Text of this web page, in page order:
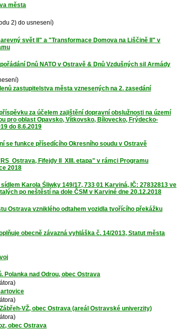
města
2) do usnesení)
svět II" a "Transformace Domova na Liščině II" v
Dnů NATO v Ostravě & Dnů Vzdušných sil Armády
zastupitelstva města vznesených na 2. zasedání
za účelem zajištění dopravní obslužnosti na území
pro oblast Opavsko, Vítkovsko, Bílovecko, Frýdecko-
do 8.6.2019
se funkce přísedícího Okresního soudu v Ostravě
Ostrava, Fifejdy II ­ XIII. etapa" v rámci Programu
2018
Karola Śliwky 149/17, 733 01 Karviná, IČ: 27832813 ve
po neštěstí na dole ČSM v Karviné dne 20.12.2018
Ostrava vzniklého odtahem vozidla tvořícího překážku
obecně závazná vyhláška č. 14/2013, Statut města
Polanka nad Odrou, obec Ostrava
VŽ, obec Ostrava (areál Ostravské univerzity)
obec Ostrava